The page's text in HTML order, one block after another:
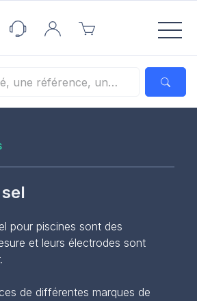
pour piscines sont des
et leurs électrodes sont
de différentes marques de